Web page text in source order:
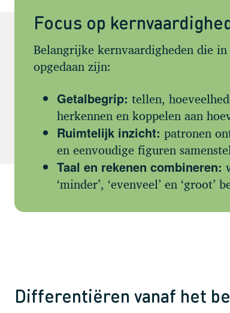
Focus op
Belangrijke kernvaardigheden die
opgedaan zijn:
Getalbegrip: tellen,
herkennen en koppelen aan
Ruimtelijk inzicht: patronen
en eenvoudige figuren
Taal en rekenen combineren:
‘minder’, ‘evenveel’ en ‘groot’
Differentiëren vanaf het